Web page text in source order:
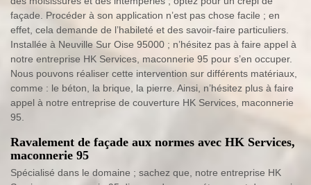
façade. Procéder à son application n’est pas chose facile ; en
effet, cela demande de l’habileté et des savoir-faire particuliers.
Installée à Neuville Sur Oise 95000 ; n’hésitez pas à faire appel à
notre entreprise HK Services, maconnerie 95 pour s’en occuper.
Nous pouvons réaliser cette intervention sur différents matériaux,
comme : le béton, la brique, la pierre. Ainsi, n’hésitez plus à faire
appel à notre entreprise de couverture HK Services, maconnerie
95.
Ravalement de façade aux normes avec HK Services,
maconnerie 95
Spécialisé dans le domaine ; sachez que, notre entreprise HK